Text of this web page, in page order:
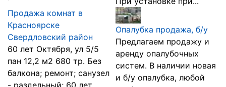
Продажа комнат в
Красноярске
Свердловский район
60 лет Октября, ул 5/5
пан 12,2 м2 680 тр. Без
балкона; ремонт; санузел
- раздельный; 60 лет
Опалубка продажа, б/у
Предлагаем продажу и
аренду опалубочных
систем. В наличии новая
и б/у опалубка, любой